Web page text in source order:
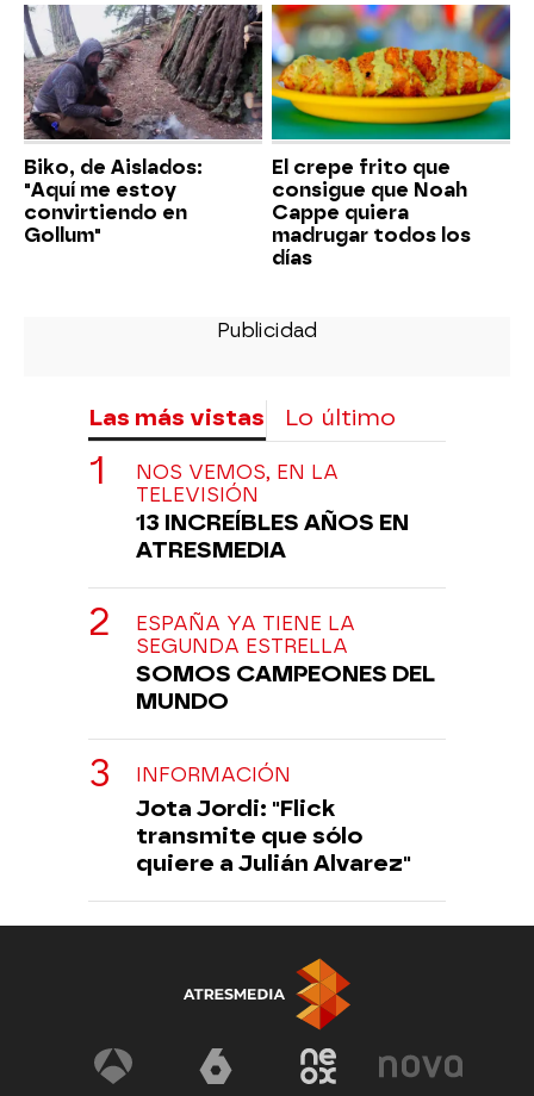
Biko, de Aislados:
"Aquí me estoy
convirtiendo en
Gollum"
El crepe frito que
consigue que Noah
Cappe quiera
madrugar todos los
días
Las más vistas Lo último
NOS VEMOS, EN LA
TELEVISIÓN
13 INCREÍBLES AÑOS EN
ATRESMEDIA
ESPAÑA YA TIENE LA
SEGUNDA ESTRELLA
SOMOS CAMPEONES DEL
MUNDO
INFORMACIÓN
Jota Jordi: "Flick
transmite que sólo
quiere a Julián Alvarez"